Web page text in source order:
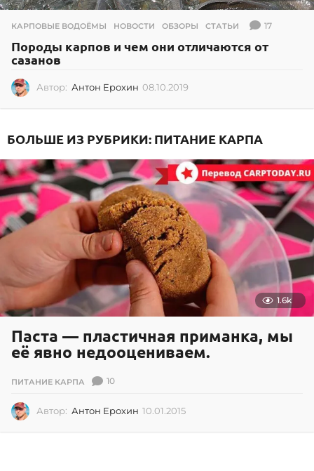
КАРПОВЫЕ ВОДОЁМЫ ,НОВОСТИ ,ОБЗОРЫ ,СТАТЬИ 17
Породы карпов и чем они отличаются от
сазанов
Автор: Антон Ерохин 08.10.2019
0
2
0
9
БОЛЬШЕ ИЗ РУБРИКИ: ПИТАНИЕ КАРПА
1.6k
Паста — пластичная приманка, мы
её явно недооцениваем.
ПИТАНИЕ КАРПА 10
Автор: Антон Ерохин 10.01.2015